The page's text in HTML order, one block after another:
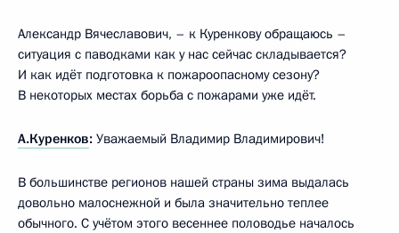
Александр Вячеславович, – к Куренкову обращаюсь –
ситуация с паводками как у нас сейчас складывается?
И как идёт подготовка к пожароопасному сезону?
В некоторых местах борьба с пожарами уже идёт.
А.Куренков: Уважаемый Владимир Владимирович!
В большинстве регионов нашей страны зима выдалась
довольно малоснежной и была значительно теплее
обычного. С учётом этого весеннее половодье началось